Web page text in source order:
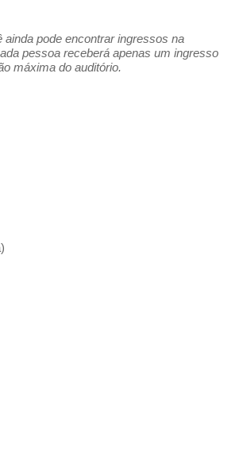
pode encontrar ingressos na
pessoa receberá apenas um ingresso
máxima do auditório.